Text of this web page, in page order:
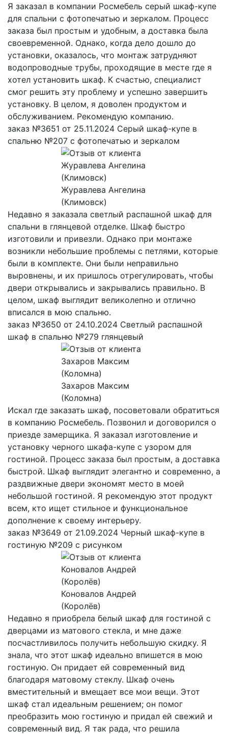
Я заказал в компании Росмебель серый шкаф-купе
для спальни с фотопечатью и зеркалом. Процесс
заказа был простым и удобным, а доставка была
своевременной. Однако, когда дело дошло до
установки, оказалось, что монтаж затрудняют
водопроводные трубы, проходящие в месте где я
хотел установить шкаф. К счастью, специалист
смог решить эту проблему и успешно завершить
установку. В целом, я доволен продуктом и
обслуживанием. Рекомендую компанию.
заказ №3651 от 25.11.2024 Серый шкаф-купе в
спальню №207 с фотопечатью и зеркалом
Журавлева Ангелина
(Климовск)
Недавно я заказала светлый распашной шкаф для
спальни в глянцевой отделке. Шкаф быстро
изготовили и привезли. Однако при монтаже
возникли небольшие проблемы с петлями, которые
были в комплекте. Они были неправильно
выровнены, и их пришлось отрегулировать, чтобы
двери открывались и закрывались правильно. В
целом, шкаф выглядит великолепно и отлично
вписался в мою спальню.
заказ №3650 от 24.10.2024 Светлый распашной
шкаф в спальню №279 глянцевый
Захаров Максим
(Коломна)
Искал где заказать шкаф, посоветовали обратиться
в компанию Росмебель. Позвонил и договорился о
приезде замерщика. Я заказал изготовление и
установку черного шкафа-купе с узором для
гостиной. Процесс заказа был простым, а доставка
быстрой. Шкаф выглядит элегантно и современно, а
раздвижные двери экономят место в моей
небольшой гостиной. Я рекомендую этот продукт
всем, кто ищет стильное и функциональное
дополнение к своему интерьеру.
заказ №3649 от 21.09.2024 Черный шкаф-купе в
гостиную №209 с рисунком
Коновалов Андрей
(Королёв)
Недавно я приобрела белый шкаф для гостиной с
дверцами из матового стекла, и мне даже
посчастливилось получить небольшую скидку. Я
знала, что этот шкаф идеально впишется в мою
гостиную. Он придает ей современный вид
благодаря матовому стеклу. Шкаф очень
вместительный и вмещает все мои вещи. Этот
шкаф стал идеальным решением; он помог
преобразить мою гостиную и придал ей свежий и
современный вид. Я так рада, что решила